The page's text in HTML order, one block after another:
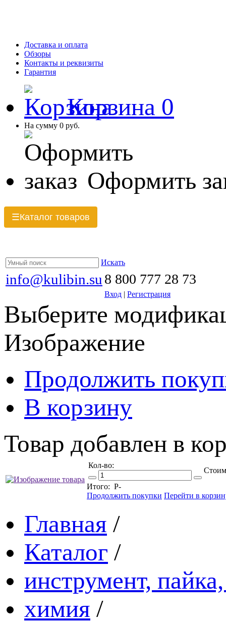
Доставка и оплата
Обзоры
Контакты и реквизиты
Гарантия
Корзина 0
На сумму 0 руб.
Оформить
☰Каталог товаров
Искать
info@kulibin.su 8 800 777 28 73
Вход | Регистрация
Выберите
Изображение
Продолжить
В корзину
Товар добавлен в
Кол-во:
Итого: Р-
Продолжить покупки Перейти в
Главная /
Каталог /
инструмент,
химия /